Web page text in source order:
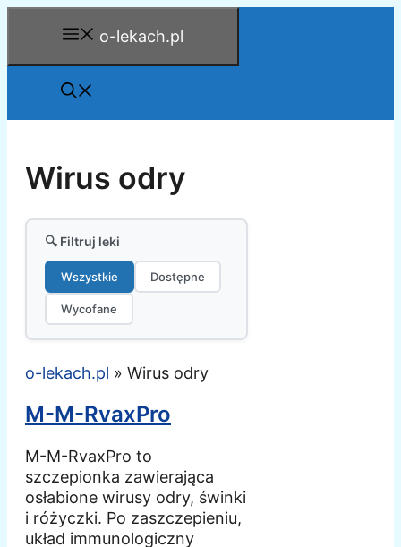
o-lekach.pl
Wirus odry
🔍 Filtruj leki
Wszystkie Dostępne
Wycofane
o-lekach.pl » Wirus odry
M-M-RvaxPro
M-M-RvaxPro to
szczepionka zawierająca
osłabione wirusy odry, świnki
i różyczki. Po zaszczepieniu,
układ immunologiczny